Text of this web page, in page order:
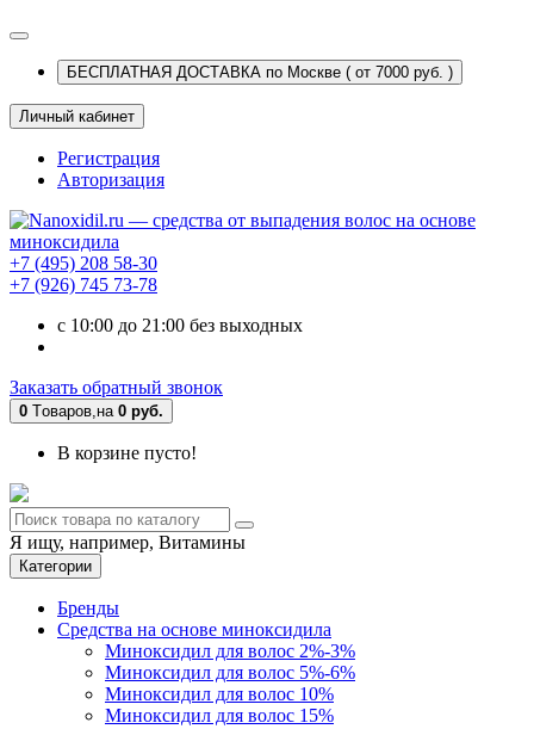
БЕСПЛАТНАЯ ДОСТАВКА по Москве ( от 7000 руб. )
Личный кабинет
Регистрация
Авторизация
+7 (495) 208 58-30
+7 (926) 745 73-78
c 10:00 до 21:00 без выходных
Заказать обратный звонок
0 Tоваров,на 0 руб.
В корзине пусто!
Я ищу, например, Витамины
Категории
Бренды
Средства на основе миноксидила
Миноксидил для волос 2%-3%
Миноксидил для волос 5%-6%
Миноксидил для волос 10%
Миноксидил для волос 15%